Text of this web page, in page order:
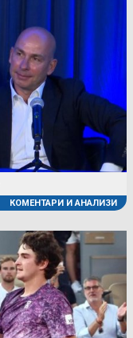
КОМЕНТАРИ И АНАЛИЗИ